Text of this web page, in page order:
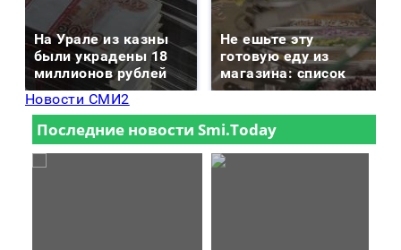
На Урале из казны
были украдены 18
миллионов рублей
Не ешьте эту
готовую еду из
магазина: список
Новости СМИ2